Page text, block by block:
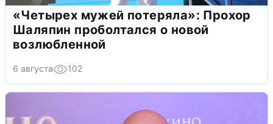
«Четырех мужей потеряла»: Прохор
Шаляпин проболтался о новой
возлюбленной
6 августа 102